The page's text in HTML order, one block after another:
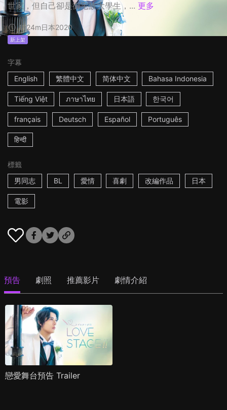
世家，但自己卻是御宅族大學生，... 更多
1h24m日本2020
新上架
字幕
English
繁體中文 简体中文 Bahasa Indonesia
Tiếng Việt ภาษาไทย 日本語 한국어
français Deutsch Español Português
हिन्दी
標籤
男同志
BL 愛情 喜劇 改編作品 日本
電影
預告 劇照 推薦影片 劇情介紹
戀愛舞台預告 Trailer